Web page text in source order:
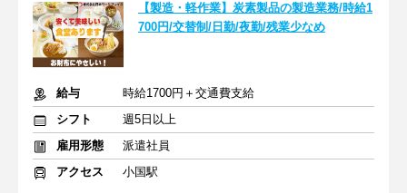
【製造・軽作業】炭素製品の製造業務/時給1
700円/交替制/日勤/夜勤/残業少なめ
給与
時給1700円＋交通費支給
シフト
週5日以上
雇用形態
派遣社員
アクセス
小国駅